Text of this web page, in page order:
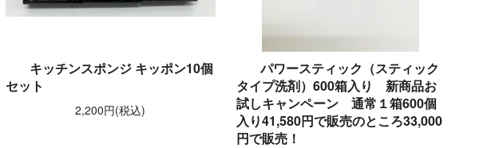
キッチンスポンジ キッポン10個
セット
2,200円(税込)
パワースティック（スティック
タイプ洗剤）600箱入り 新商品お
試しキャンペーン 通常１箱600個
入り41,580円で販売のところ33,000
円で販売！